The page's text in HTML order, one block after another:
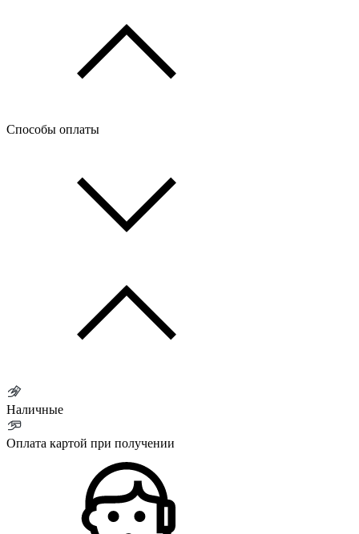
Способы оплаты
Наличные
Оплата картой при получении